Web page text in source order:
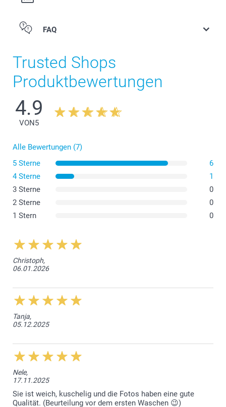
FAQ
Trusted Shops
Produktbewertungen
4.9
VON5
Alle Bewertungen (7)
5 Sterne
6
4 Sterne
1
3 Sterne
0
2 Sterne
0
1 Stern
0
Christoph,
06.01.2026
Tanja,
05.12.2025
Nele,
17.11.2025
Sie ist weich, kuschelig und die Fotos haben eine gute
Qualität. (Beurteilung vor dem ersten Waschen 😉)